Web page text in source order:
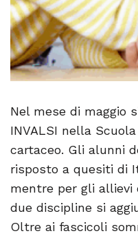
Nel mese di maggio
INVALSI nella
cartaceo. Gli alunni
risposto a quesiti di
mentre per gli allievi
due discipline si
Oltre ai fascicoli